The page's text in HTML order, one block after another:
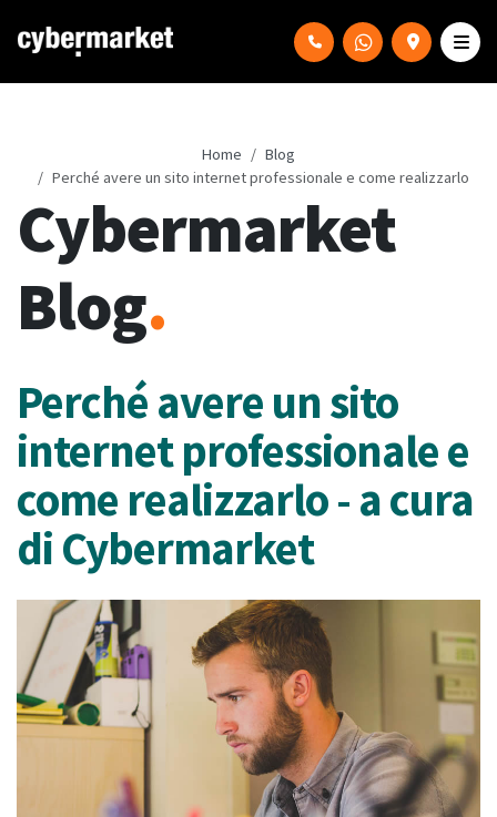
Home
Blog
Perché avere un sito internet professionale e come realizzarlo
Cybermarket
Blog.
Perché avere un sito
internet professionale e
come realizzarlo - a cura
di Cybermarket